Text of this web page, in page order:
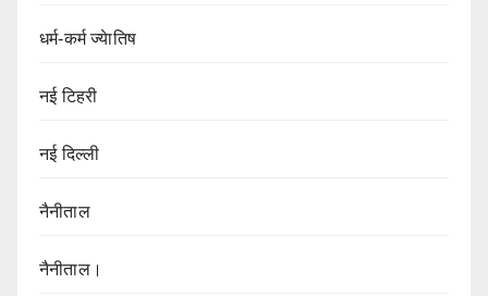
धर्म-कर्म ज्येातिष
नई टिहरी
नई दिल्ली
नैनीताल
नैनीताल।